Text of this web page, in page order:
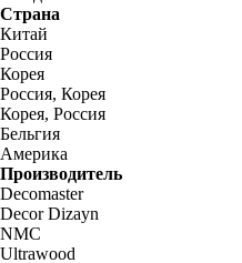
Страна
Китай
Россия
Корея
Россия, Корея
Корея, Россия
Бельгия
Америка
Производитель
Decomaster
Decor Dizayn
NMC
Ultrawood